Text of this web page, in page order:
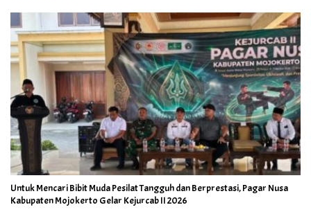
Untuk Mencari Bibit Muda Pesilat Tangguh dan Berprestasi, Pagar Nusa
Kabupaten Mojokerto Gelar Kejurcab II 2026